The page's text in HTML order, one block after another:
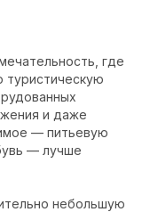
где
туристическую
и даже
— питьевую
— лучше
небольшую